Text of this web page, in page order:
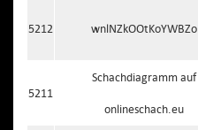
5212 wnlNZkOOtKoYWBZo
5211
Schachdiagramm auf
onlineschach.eu